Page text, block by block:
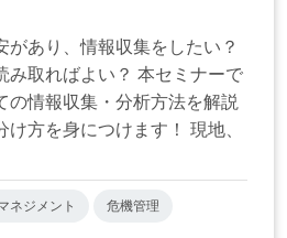
があり、情報収集をしたい？
み取ればよい？ 本セミナーで
の情報収集・分析方法を解説
方を身につけます！ 現地、
ネジメント 危機管理